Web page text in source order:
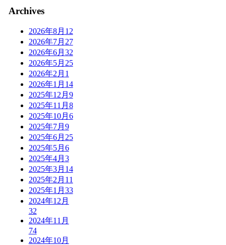
Archives
2026年8月 12
2026年7月 27
2026年6月 32
2026年5月 25
2026年2月 1
2026年1月 14
2025年12月 9
2025年11月 8
2025年10月 6
2025年7月 9
2025年6月 25
2025年5月 6
2025年4月 3
2025年3月 14
2025年2月 11
2025年1月 33
2024年12月
32
2024年11月
74
2024年10月